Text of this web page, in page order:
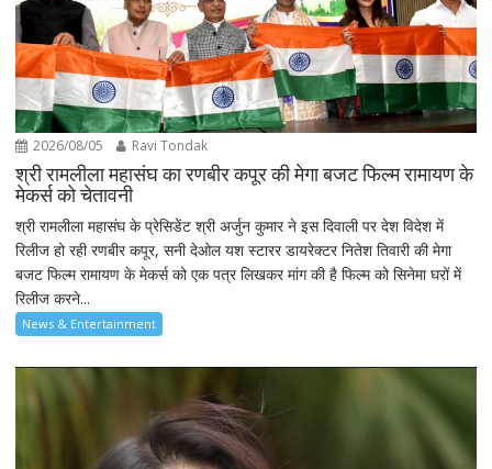
2026/08/05 Ravi Tondak
श्री रामलीला महासंघ का रणबीर कपूर की मेगा बजट फिल्म रामायण के
मेकर्स को चेतावनी
श्री रामलीला महासंघ के प्रेसिडेंट श्री अर्जुन कुमार ने इस दिवाली पर देश विदेश में
रिलीज हो रही रणबीर कपूर, सनी देओल यश स्टारर डायरेक्टर नितेश तिवारी की मेगा
बजट फिल्म रामायण के मेकर्स को एक पत्र लिखकर मांग की है फिल्म को सिनेमा घरों में
रिलीज करने...
News & Entertainment